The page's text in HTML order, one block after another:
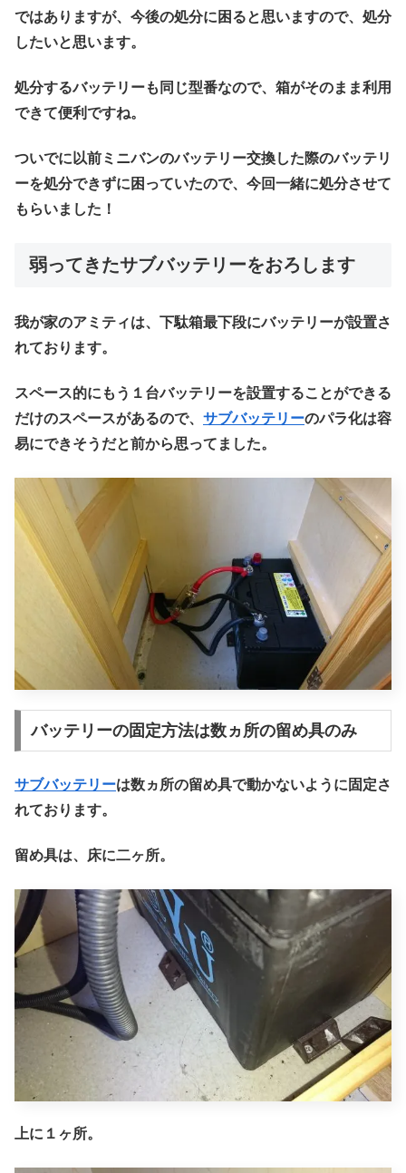
ではありますが、今後の処分に困ると思いますので、処分
したいと思います。
処分するバッテリーも同じ型番なので、箱がそのまま利用
できて便利ですね。
ついでに以前ミニバンのバッテリー交換した際のバッテリ
ーを処分できずに困っていたので、今回一緒に処分させて
もらいました！
弱ってきたサブバッテリーをおろします
我が家のアミティは、下駄箱最下段にバッテリーが設置さ
れております。
スペース的にもう１台バッテリーを設置することができる
だけのスペースがあるので、 サブバッテリーのパラ化は容
易にできそうだと前から思ってました。
バッテリーの固定方法は数ヵ所の留め具のみ
サブバッテリーは数ヵ所の留め具で動かないように固定さ
れております。
留め具は、床に二ヶ所。
上に１ヶ所。